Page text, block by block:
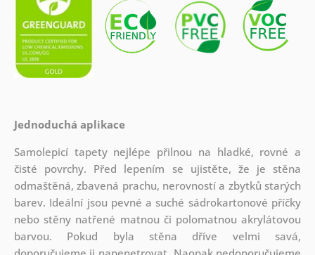
Jednoduchá aplikace
Samolepicí tapety nejlépe přilnou na hladké, rovné a
čisté povrchy. Před lepením se ujistěte, že je stěna
odmaštěná, zbavená prachu, nerovností a zbytků starých
barev. Ideální jsou pevné a suché sádrokartonové příčky
nebo stěny natřené matnou či polomatnou akrylátovou
barvou. Pokud byla stěna dříve velmi savá,